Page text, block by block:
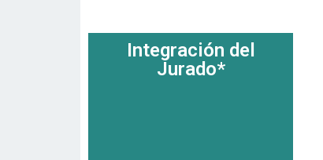
Integración del
Jurado*